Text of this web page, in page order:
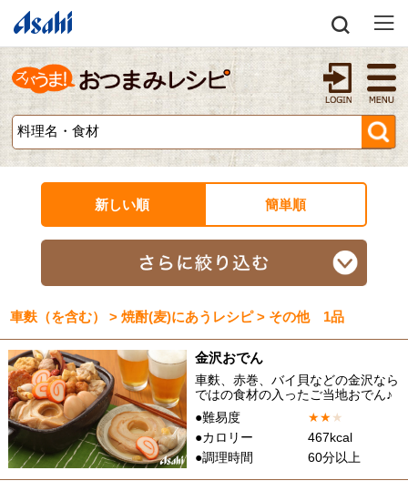
新しい順 簡単順
車麩（を含む） > 焼酎(麦)にあうレシピ > その他 1品
金沢おでん
車麩、赤巻、バイ貝などの金沢なら
ではの食材の入ったご当地おでん♪
●難易度
★★★
●カロリー
467kcal
●調理時間
60分以上